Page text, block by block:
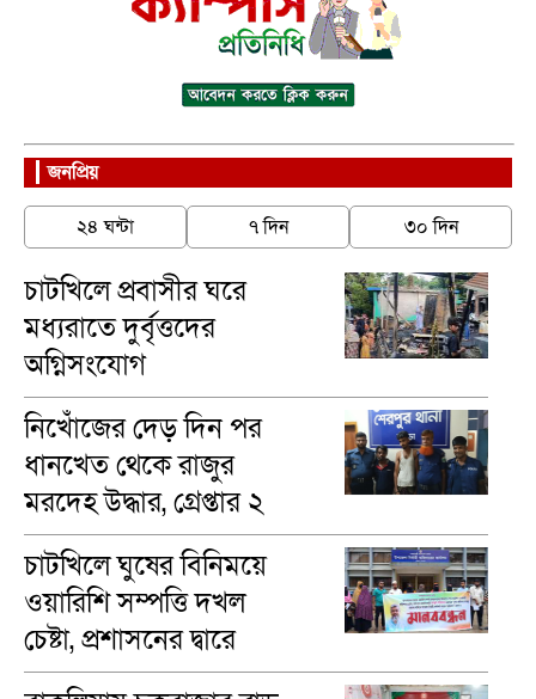
জনপ্রিয়
২৪ ঘন্টা ৭ দিন ৩০ দিন
চাটখিলে প্রবাসীর ঘরে
মধ্যরাতে দুর্বৃত্তদের
অগ্নিসংযোগ
নিখোঁজের দেড় দিন পর
ধানখেত থেকে রাজুর
মরদেহ উদ্ধার, গ্রেপ্তার ২
চাটখিলে ঘুষের বিনিময়ে
ওয়ারিশি সম্পত্তি দখল
চেষ্টা, প্রশাসনের দ্বারে
ভুক্তভোগীরা